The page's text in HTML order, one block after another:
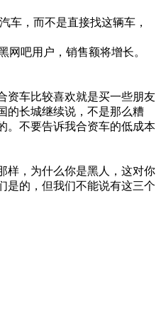
车，而不是直接找这辆车，
吧用户，销售额将增长。
资车比较喜欢就是买一些朋友
的长城继续说，不是那么糟
。不要告诉我合资车的低成本
样，为什么你是黑人，这对你
是的，但我们不能说有这三个